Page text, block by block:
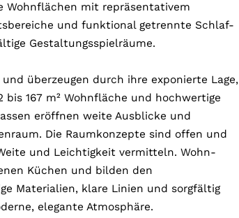
Wohnflächen mit repräsentativem
und funktional getrennte Schlaf-
Gestaltungsspielräume.
überzeugen durch ihre exponierte Lage,
167 m² Wohnfläche und hochwertige
eröffnen weite Ausblicke und
Die Raumkonzepte sind offen und
und Leichtigkeit vermitteln. Wohn-
Küchen und bilden den
Materialien, klare Linien und sorgfältig
elegante Atmosphäre.